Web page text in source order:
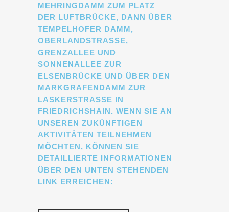
HRINGDAMM ZUM PLATZ DE
R LUFTBRÜCKE, DANN ÜBER TE
MPELHOFER DAMM, OB
ERLANDSTRASSE, GRE
NZALLEE UND SON
NENALLEE ZUR ELS
ENBRÜCKE UND ÜBER DEN MAR
KGRAFENDAMM ZUR LAS
KERSTRASSE IN FRIE
DRICHSHAIN. WENN SIE AN UNSE
REN ZUKÜNFTIGEN AKTI
VITÄTEN TEILNEHMEN MÖCH
TEN, KÖNNEN SIE DETA
ILLIERTE INFORMATIONEN ÜBER
DEN UNTEN STEHENDEN LINK
ERREICHEN: